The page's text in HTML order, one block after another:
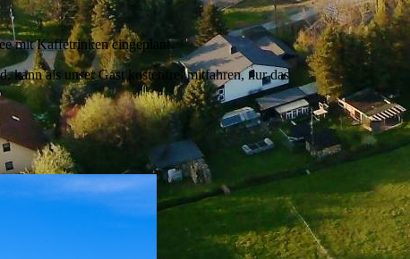
mit Kaffetrinken eingeplant.
kann als unser Gast kostenfrei mitfahren, nur das